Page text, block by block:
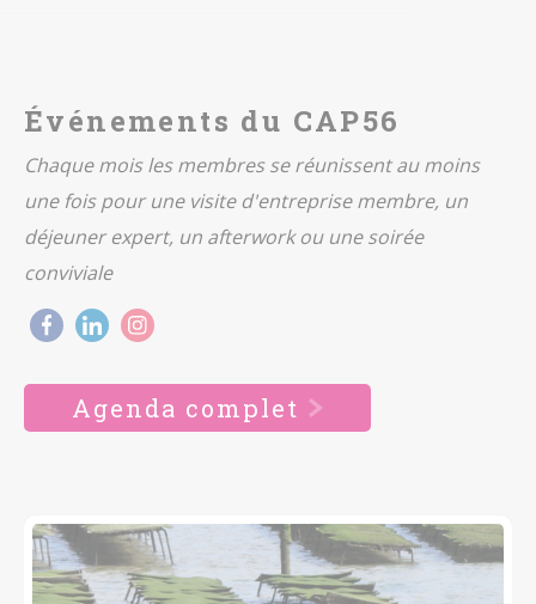
Événements du CAP56
Chaque mois les membres se réunissent au moins
une fois pour une visite d'entreprise membre, un
déjeuner expert, un afterwork ou une soirée
conviviale
Agenda complet